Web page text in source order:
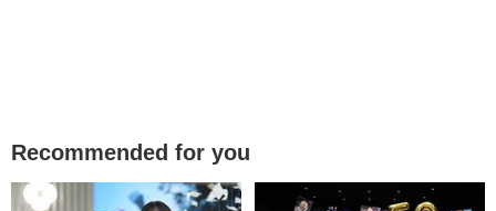
Recommended for you